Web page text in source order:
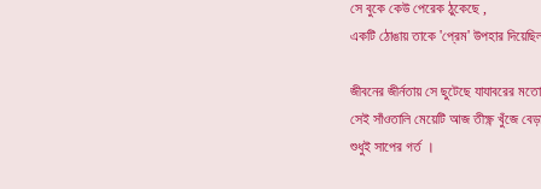
সে বুকে কেউ পেরেক ঠুকেছে ,
একটি ঠোঙায় তাকে 'প্রেম' উপহার
জীবনের জীর্নতায় সে ছুটেছে যাযাবরের
সেই সাঁওতালি মেয়েটি আজ তীক্ষ্ণ খুঁজে
শুধুই সাপের গর্ত ।